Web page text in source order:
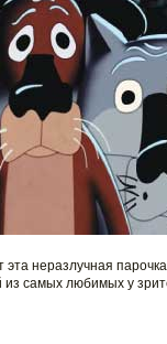
эта неразлучная
из самых любимых у